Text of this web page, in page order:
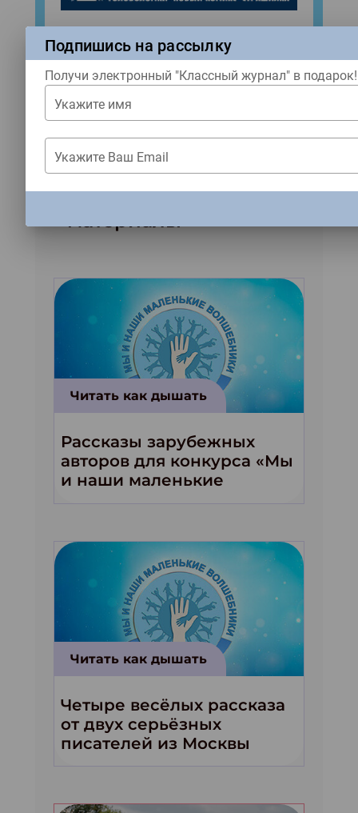
№8 (2026)
Купить
материалы
Читать как дышать
Рассказы зарубежных
авторов для конкурса «Мы
и наши маленькие
волшебники!»
Читать как дышать
Четыре весёлых рассказа
от двух серьёзных
писателей из Москвы
Подпишись на рассылку
Получи электронный "Классный журнал" в подарок!
Укажите имя
Укажите Ваш Email